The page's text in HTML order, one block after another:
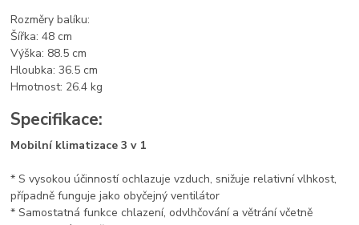
Rozměry balíku:
Šířka: 48 cm
Výška: 88.5 cm
Hloubka: 36.5 cm
Hmotnost: 26.4 kg
Specifikace:
Mobilní klimatizace 3 v 1
* S vysokou účinností ochlazuje vzduch, snižuje relativní vlhkost,
případně funguje jako obyčejný ventilátor
* Samostatná funkce chlazení, odvlhčování a větrání včetně